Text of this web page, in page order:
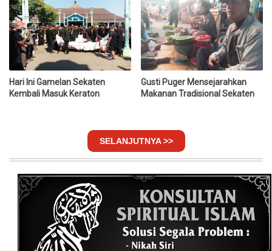
Hari Ini Gamelan Sekaten
Kembali Masuk Keraton
Gusti Puger Mensejarahkan
Makanan Tradisional Sekaten
SELANJUTNYA >>